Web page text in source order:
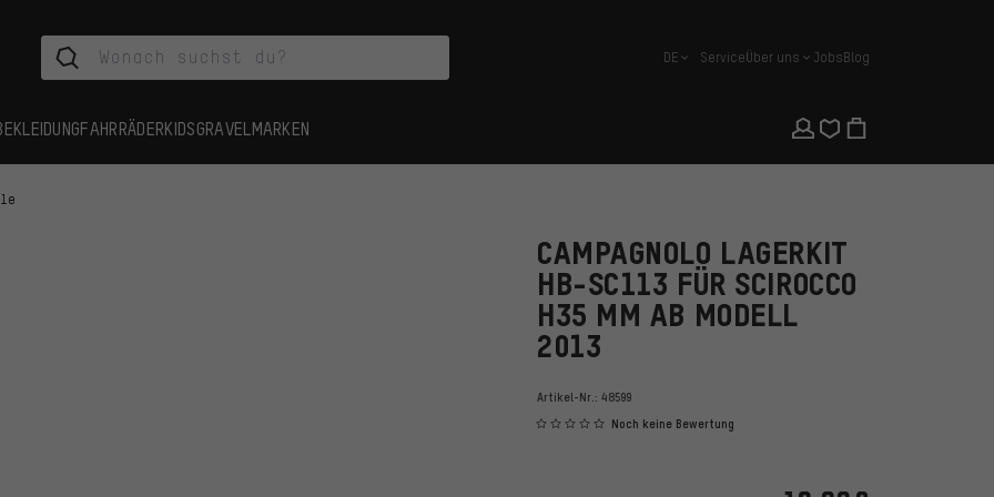
Deutsch
DE ServiceÜber uns JobsBlog
FAHRRÄDERKIDSGRAVEL MARKEN
CAMPAGNOLO LAGERKIT
HB-SC113 FÜR SCIROCCO
H35 MM AB MODELL
2013
Artikel-Nr.: 48599
Noch keine Bewertung